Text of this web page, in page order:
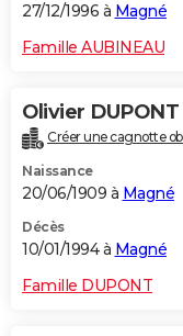
27/12/1996 à Magné
Famille AUBINEAU
Olivier DUPONT
Créer une cagnotte
Naissance
20/06/1909 à Magné
Décès
10/01/1994 à Magné
Famille DUPONT